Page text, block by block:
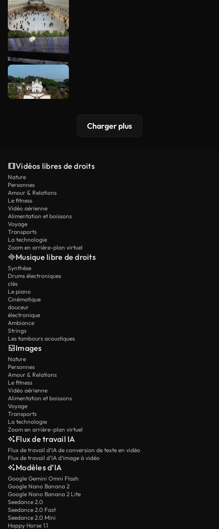
Charger plus
Vidéos libres de droits
Nature
Personnes
Amour & Relations
Le fitness
Vidéo aérienne
Alimentation et boissons
Voyage
Transports
La technologie
Zoom en arrière-plan virtuel
Musique libre de droits
Synthèse
Drums électroniques
clés
Le piano
Cinématique
douceur
électronique
Ambiance
Strings
Les tambours acoustiques
Images
Nature
Personnes
Amour & Relations
Le fitness
Vidéo aérienne
Alimentation et boissons
Voyage
Transports
La technologie
Zoom en arrière-plan virtuel
Flux de travail IA
Flux de travail d’IA de conversion de texte en vidéo
Flux de travail d’IA d’image à vidéo
Modèles d’IA
Google Gemini Omni Flash
Google Nano Banana 2
Google Nano Banana 2 Lite
Seedance 2.0
Seedance 2.0 Fast
Seedance 2.0 Mini
Happy Horse 1.1